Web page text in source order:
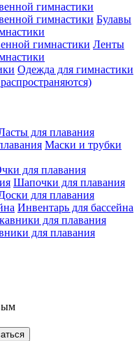
гимнастики
Булавы
Ленты
Одежда для гимнастики
для плавания
Маски и трубки
для плавания
Шапочки для плавания
для плавания
Инвентарь для бассейна
для плавания